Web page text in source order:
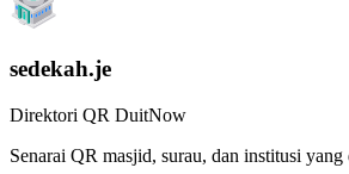
sedekah.je
Direktori QR DuitNow
Senarai QR masjid, surau, dan institusi